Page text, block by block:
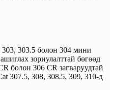
303, 303.5 болон 304 мини
зориулалттай бөгөөд
болон 306 CR загваруудтай
307.5, 308, 308.5, 309, 310-д